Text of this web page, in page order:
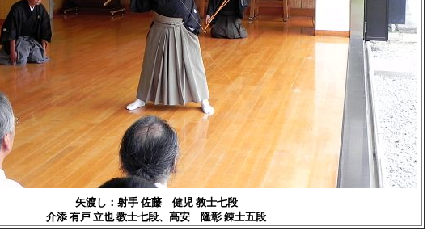
矢渡し：射手 佐藤 健児 教士七段
介添 有戸 立也 教士七段、高安 隆彰 錬士五段